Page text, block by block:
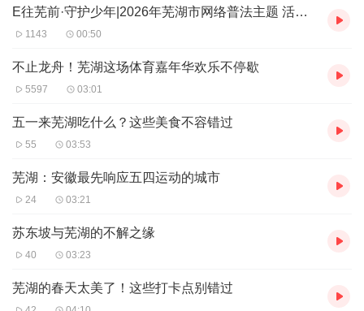
E往芜前·守护少年|2026年芜湖市网络普法主题 活动正式启航
1143 00:50
不止龙舟！芜湖这场体育嘉年华欢乐不停歇
5597 03:01
五一来芜湖吃什么？这些美食不容错过
55 03:53
芜湖：安徽最先响应五四运动的城市
24 03:21
苏东坡与芜湖的不解之缘
40 03:23
芜湖的春天太美了！这些打卡点别错过